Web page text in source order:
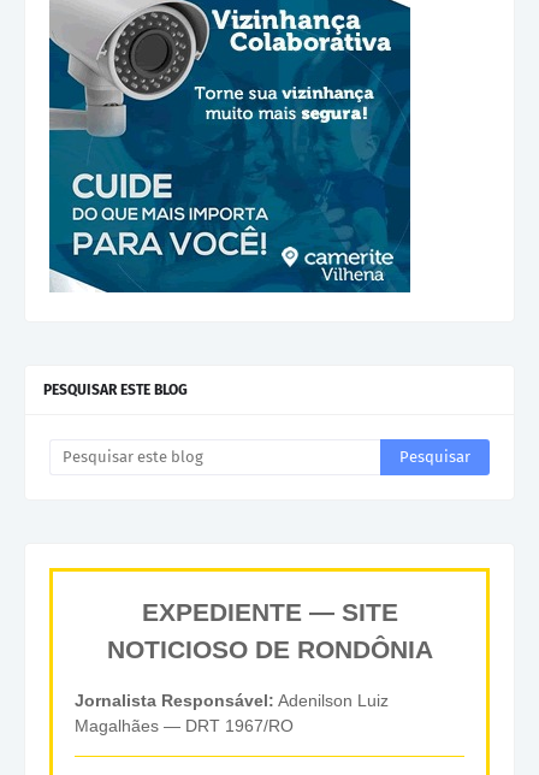
PESQUISAR ESTE BLOG
EXPEDIENTE — SITE
NOTICIOSO DE RONDÔNIA
Jornalista Responsável: Adenilson Luiz
Magalhães — DRT 1967/RO